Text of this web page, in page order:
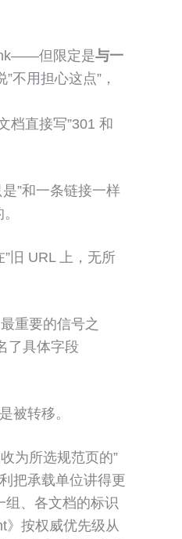
但限定是与一
”不用担心这点”，
档直接写”301 和
”和一条链接一样
旧 URL 上，无所
重要的信号之
了具体字段
被转移。
为所选规范页的”
把承载单位讲得更
、各文档的标识
》按权威优先级从